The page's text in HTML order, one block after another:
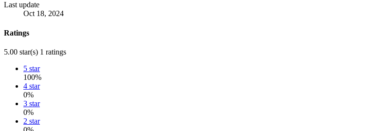
Last update
Oct 18, 2024
Ratings
5.00 star(s) 1 ratings
5 star
100%
4 star
0%
3 star
0%
2 star